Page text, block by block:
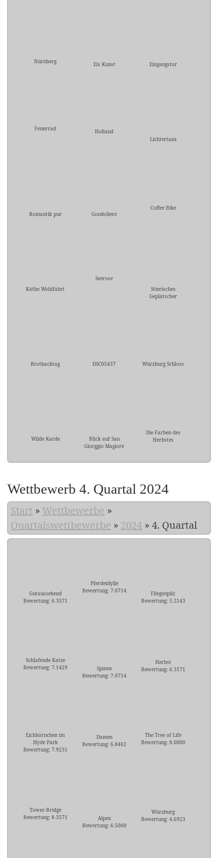
Nürnberg Eis Kunst Eingangstor
Feuerrad
Holland
Lichtertanz
Romantik pur Gondoliere
Coffee Bike
Käthe Wohlfahrt
Seerose
Stierisches
Geplätscher
Brotbacktag DSC05437 Würzburg Schloss
Wilde Karde
Blick auf San
Giorggio Magiore
Die Farben des
Herbstes
Wettbewerb 4. Quartal 2024
Start » Wettbewerbe »
Quartalswettbewerbe » 2024 » 4. Quartal
Gutaussehend
Bewertung: 6.3571
Pferdeidylle
Bewertung: 7.0714
Fliegenpilz
Bewertung: 5.2143
Schlafende Katze
Bewertung: 7.1429
Spinne
Bewertung: 7.0714
Herbst
Bewertung: 6.3571
Eichhörnchen im
Hyde Park
Bewertung: 7.9231
Damen
Bewertung: 6.8462
The Tree of Life
Bewertung: 8.0000
Tower-Bridge
Bewertung: 8.3571
Alpen
Bewertung: 6.5000
Würzburg
Bewertung: 4.6923